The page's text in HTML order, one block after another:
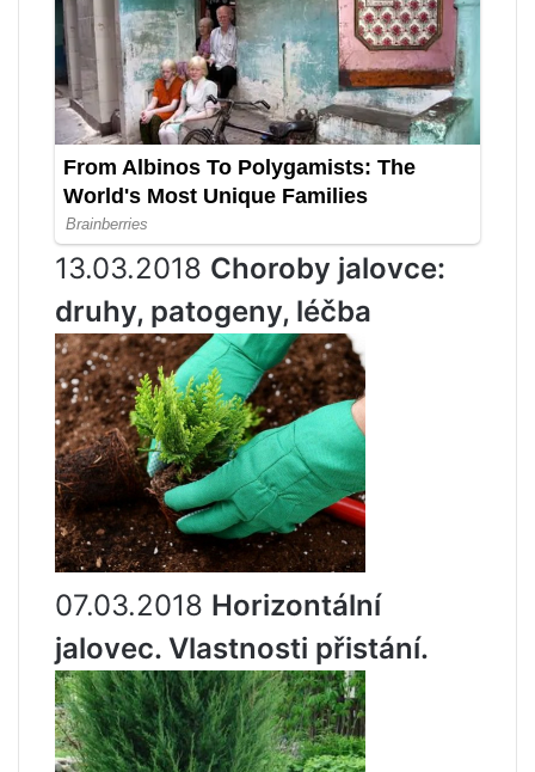
13.03.2018 Choroby jalovce:
druhy, patogeny, léčba
07.03.2018 Horizontální
jalovec. Vlastnosti přistání.